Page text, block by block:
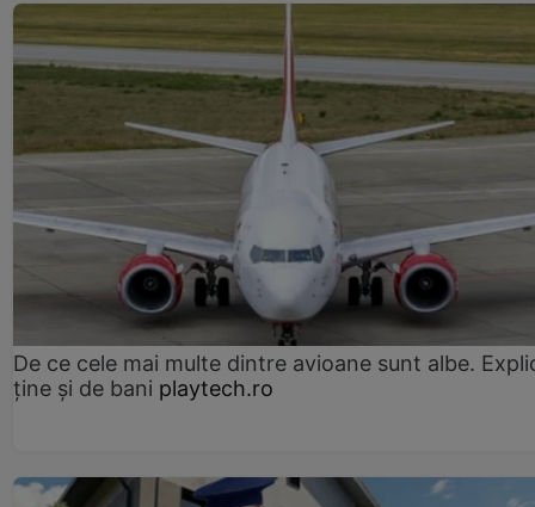
De ce cele mai multe dintre avioane sunt albe.
ține și de bani playtech.ro